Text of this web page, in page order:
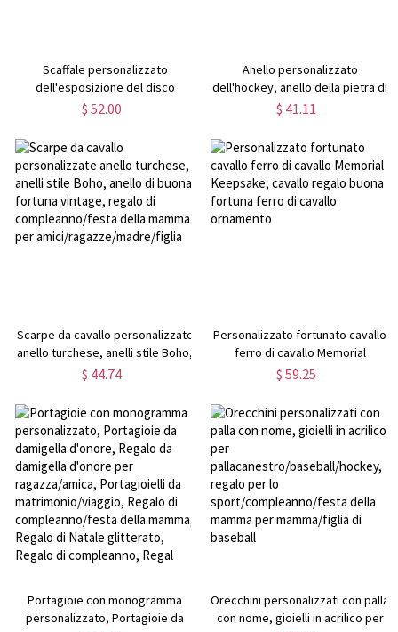
Scaffale personalizzato
dell'esposizione del disco
dell'hockey, ornamento di legno
nome, regali per i giocatori di
hockey, regalo per il
nonno/padre
$ 52.00
Anello personalizzato
dell'hockey, anello della pietra di
nascita, anello d'ottone/anello
compleanno/giorno della madre
per la madre dell'hockey/moglie
dell'hockey/figlia dell'hockey
$ 41.11
Scarpe da cavallo personalizzate
anello turchese, anelli stile Boho,
anello di buona fortuna vintage,
mamma per
amici/ragazze/madre/figlia
$ 44.74
Personalizzato fortunato cavallo
ferro di cavallo Memorial
Keepsake, cavallo regalo buona
ornamento
$ 59.25
Portagioie con monogramma
personalizzato, Portagioie da
Orecchini personalizzati con palla
con nome, gioielli in acrilico per